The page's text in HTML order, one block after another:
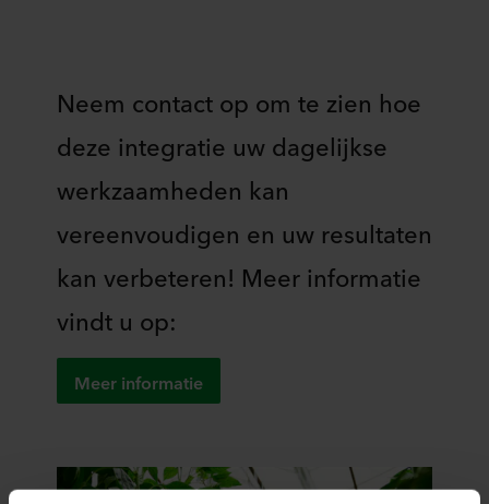
Neem contact op om te zien hoe
deze integratie uw dagelijkse
werkzaamheden kan
vereenvoudigen en uw resultaten
kan verbeteren! Meer informatie
vindt u op:
Meer informatie